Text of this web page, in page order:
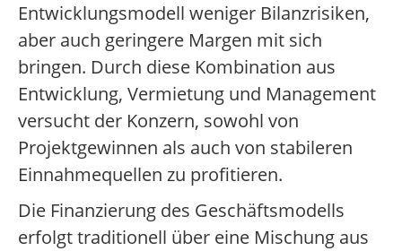
Entwicklungsmodell weniger Bilanzrisiken,
aber auch geringere Margen mit sich
bringen. Durch diese Kombination aus
Entwicklung, Vermietung und Management
versucht der Konzern, sowohl von
Projektgewinnen als auch von stabileren
Einnahmequellen zu profitieren.
Die Finanzierung des Geschäftsmodells
erfolgt traditionell über eine Mischung aus